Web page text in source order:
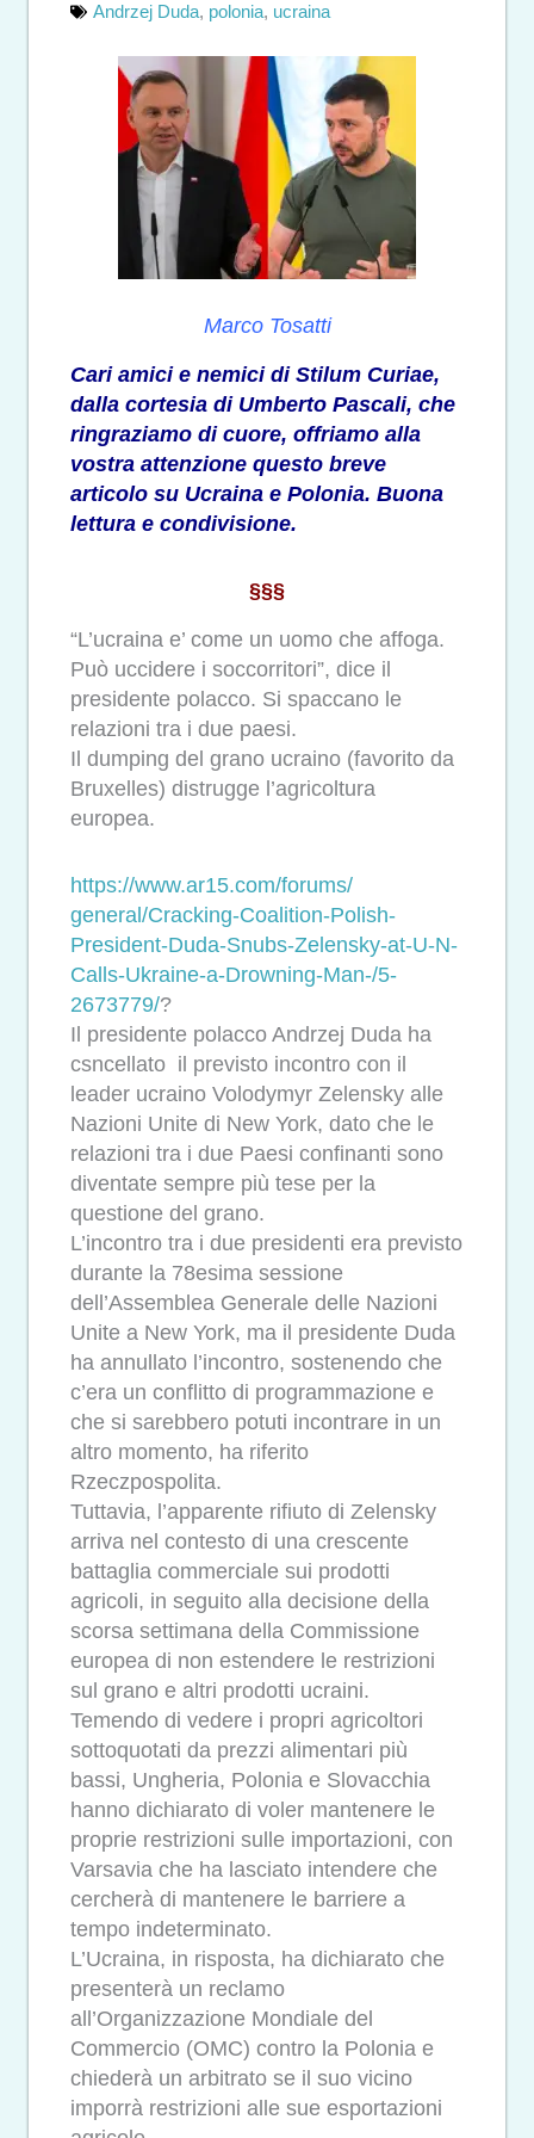
Andrzej Duda, polonia, ucraina
Marco Tosatti
Cari amici e nemici di Stilum Curiae,
dalla cortesia di Umberto Pascali, che
ringraziamo di cuore, offriamo alla
vostra attenzione questo breve
articolo su Ucraina e Polonia. Buona
lettura e condivisione.
§§§
“L’ucraina e’ come un uomo che affoga.
Può uccidere i soccorritori”, dice il
presidente polacco. Si spaccano le
relazioni tra i due paesi.
Il dumping del grano ucraino (favorito da
Bruxelles) distrugge l’agricoltura
europea.
https://www.ar15.com/forums/
general/Cracking-Coalition-Polish-
President-Duda-Snubs-Zelensky-at-U-N-
Calls-Ukraine-a-Drowning-Man-/5-
2673779/?
Il presidente polacco Andrzej Duda ha
csncellato il previsto incontro con il
leader ucraino Volodymyr Zelensky alle
Nazioni Unite di New York, dato che le
relazioni tra i due Paesi confinanti sono
diventate sempre più tese per la
questione del grano.
L’incontro tra i due presidenti era previsto
durante la 78esima sessione
dell’Assemblea Generale delle Nazioni
Unite a New York, ma il presidente Duda
ha annullato l’incontro, sostenendo che
c’era un conflitto di programmazione e
che si sarebbero potuti incontrare in un
altro momento, ha riferito
Rzeczpospolita.
Tuttavia, l’apparente rifiuto di Zelensky
arriva nel contesto di una crescente
battaglia commerciale sui prodotti
agricoli, in seguito alla decisione della
scorsa settimana della Commissione
europea di non estendere le restrizioni
sul grano e altri prodotti ucraini.
Temendo di vedere i propri agricoltori
sottoquotati da prezzi alimentari più
bassi, Ungheria, Polonia e Slovacchia
hanno dichiarato di voler mantenere le
proprie restrizioni sulle importazioni, con
Varsavia che ha lasciato intendere che
cercherà di mantenere le barriere a
tempo indeterminato.
L’Ucraina, in risposta, ha dichiarato che
presenterà un reclamo
all’Organizzazione Mondiale del
Commercio (OMC) contro la Polonia e
chiederà un arbitrato se il suo vicino
imporrà restrizioni alle sue esportazioni